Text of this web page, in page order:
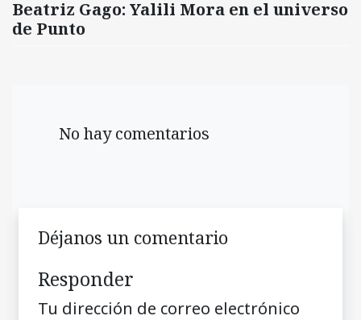
Beatriz Gago: Yalili Mora en el universo
de Punto
No hay comentarios
Déjanos un comentario
Responder
Tu dirección de correo electrónico